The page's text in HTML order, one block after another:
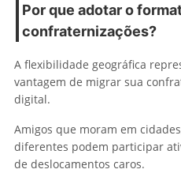
Por que adotar o
confraternizações?
A flexibilidade geográfica
vantagem de migrar sua
digital.
Amigos que moram em
diferentes podem participar
de deslocamentos caros.